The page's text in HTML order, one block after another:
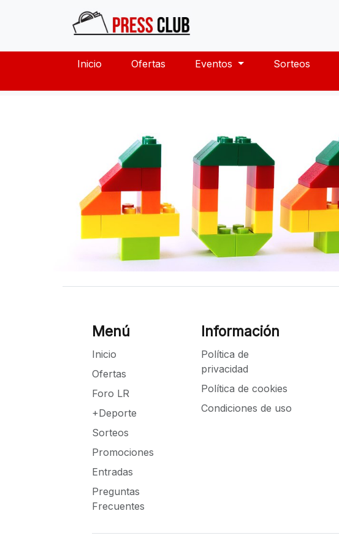
Inicio Ofertas Eventos Sorteos
Menú
Inicio
Ofertas
Foro LR
+Deporte
Sorteos
Promociones
Entradas
Preguntas
Frecuentes
Información
Política de
privacidad
Política de cookies
Condiciones de uso